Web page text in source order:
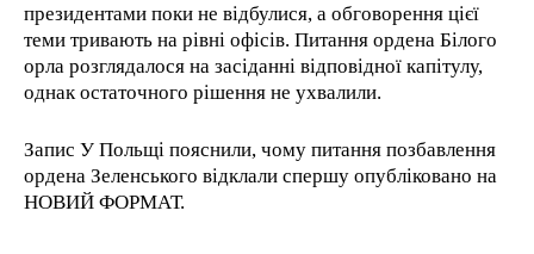
президентами поки не відбулися, а обговорення цієї
теми тривають на рівні офісів. Питання ордена Білого
орла розглядалося на засіданні відповідної капітулу,
однак остаточного рішення не ухвалили.
Запис У Польщі пояснили, чому питання позбавлення
ордена Зеленського відклали спершу опубліковано на
НОВИЙ ФОРМАТ.